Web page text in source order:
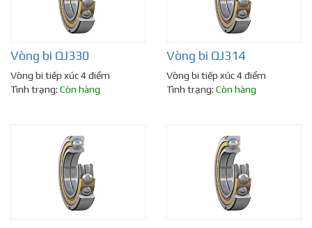
Vòng bi QJ330
Vòng bi tiếp xúc 4 điểm
Tình trạng: Còn hàng
Vòng bi QJ314
Vòng bi tiếp xúc 4 điểm
Tình trạng: Còn hàng